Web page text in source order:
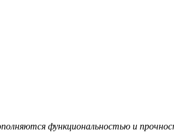
функциональностью и